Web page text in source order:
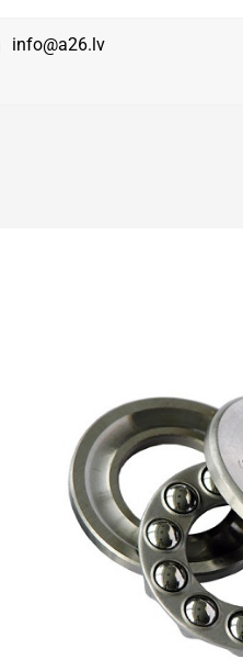
info@a26.lv